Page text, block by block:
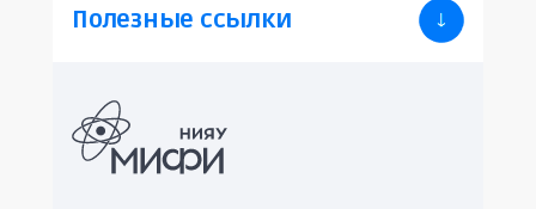
Полезные ссылки